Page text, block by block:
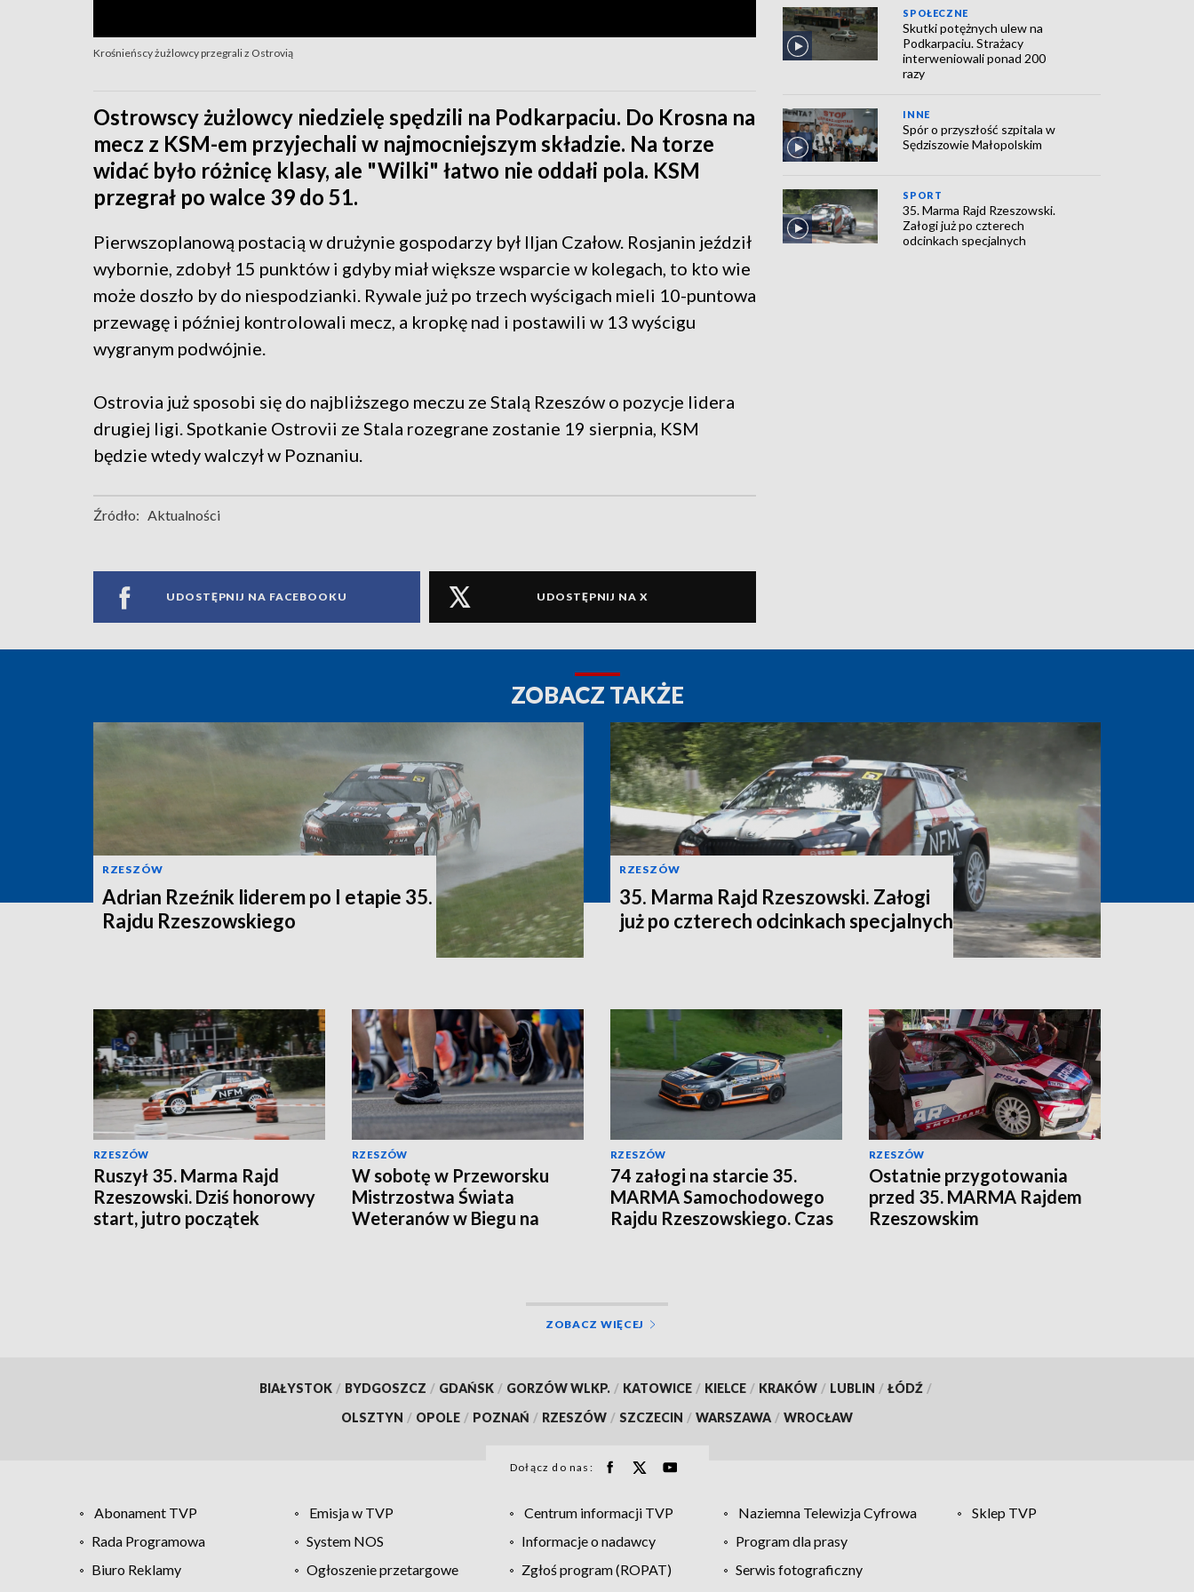
Krośnieńscy żużlowcy przegrali z Ostrovią
Ostrowscy żużlowcy niedzielę spędzili na Podkarpaciu. Do Krosna na
mecz z KSM-em przyjechali w najmocniejszym składzie. Na torze
widać było różnicę klasy, ale "Wilki" łatwo nie oddałi pola. KSM
przegrał po walce 39 do 51.
Pierwszoplanową postacią w drużynie gospodarzy był Iljan Czałow. Rosjanin jeździł
wybornie, zdobył 15 punktów i gdyby miał większe wsparcie w kolegach, to kto wie
może doszło by do niespodzianki. Rywale już po trzech wyścigach mieli 10-puntowa
przewagę i później kontrolowali mecz, a kropkę nad i postawili w 13 wyścigu
wygranym podwójnie.
Ostrovia już sposobi się do najbliższego meczu ze Stalą Rzeszów o pozycje lidera
drugiej ligi. Spotkanie Ostrovii ze Stala rozegrane zostanie 19 sierpnia, KSM
będzie wtedy walczył w Poznaniu.
Źródło: Aktualności
UDOSTĘPNIJ NA FACEBOOKU UDOSTĘPNIJ NA X
SPOŁECZNE
Skutki potężnych ulew na
Podkarpaciu. Strażacy
interweniowali ponad 200
razy
INNE
Spór o przyszłość szpitala w
Sędziszowie Małopolskim
SPORT
35. Marma Rajd Rzeszowski.
Załogi już po czterech
odcinkach specjalnych
ZOBACZ TAKŻE
RZESZÓW
Adrian Rzeźnik liderem po I etapie 35.
Rajdu Rzeszowskiego
RZESZÓW
35. Marma Rajd Rzeszowski. Załogi
już po czterech odcinkach specjalnych
RZESZÓW
Ruszył 35. Marma Rajd
Rzeszowski. Dziś honorowy
start, jutro początek
RZESZÓW
W sobotę w Przeworsku
Mistrzostwa Świata
Weteranów w Biegu na
RZESZÓW
74 załogi na starcie 35.
MARMA Samochodowego
Rajdu Rzeszowskiego. Czas
RZESZÓW
Ostatnie przygotowania
przed 35. MARMA Rajdem
Rzeszowskim
ZOBACZ WIĘCEJ
BIAŁYSTOK / BYDGOSZCZ / GDAŃSK / GORZÓW WLKP. / KATOWICE / KIELCE / KRAKÓW / LUBLIN / ŁÓDŹ /
OLSZTYN / OPOLE / POZNAŃ / RZESZÓW / SZCZECIN / WARSZAWA / WROCŁAW
Dołącz do nas:
Abonament TVP Emisja w TVP Centrum informacji TVP Naziemna Telewizja Cyfrowa
Sklep TVP
Rada Programowa
System NOS Informacje o nadawcy
Program dla prasy
Biuro Reklamy
Ogłoszenie przetargowe Zgłoś program (ROPAT)
Serwis fotograficzny